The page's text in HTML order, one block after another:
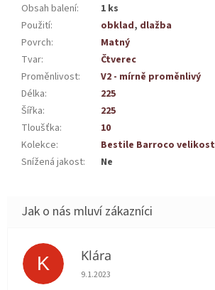
Obsah balení:
1 ks
Použití: obklad, dlažba
Povrch:
Matný
Tvar:
Čtverec
Proměnlivost:
V2 - mírně proměnlivý
Délka:
225
Šířka:
225
Tloušťka:
10
Kolekce:
Bestile Barroco velikost
Snížená jakost: Ne
K Klára
Hodnocení obchodu je 5 z 5
9.1.2023